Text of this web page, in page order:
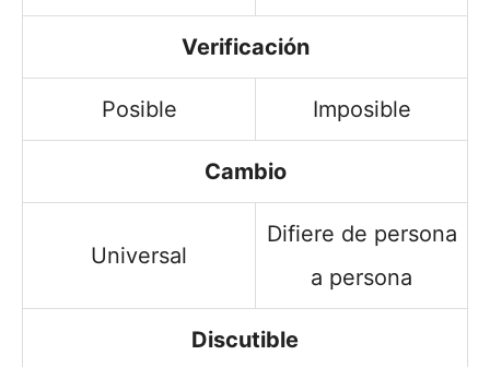
Verificación
Posible Imposible
Cambio
Universal
Difiere de persona
a persona
Discutible